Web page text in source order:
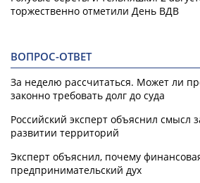
торжественно отметили День ВДВ
ВОПРОС-ОТВЕТ
За неделю рассчитаться. Может ли
законно требовать долг до суда
Российский эксперт объяснил смысл
развитии территорий
Эксперт объяснил, почему
предпринимательский дух